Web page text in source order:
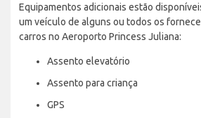
Equipamentos adicionais estão
um veículo de alguns ou todos os
carros no Aeroporto Princess Juliana:
Assento elevatório
Assento para criança
GPS